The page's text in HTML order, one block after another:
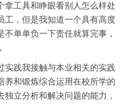
拿工具和睁眼看别人怎么样处
工，但是我知道一个具有高度
单单负一下责任就算完事，
实践我接触与本业相关的实践
养和锻炼综合运用在校所学的
立分析和解决问题的能力，